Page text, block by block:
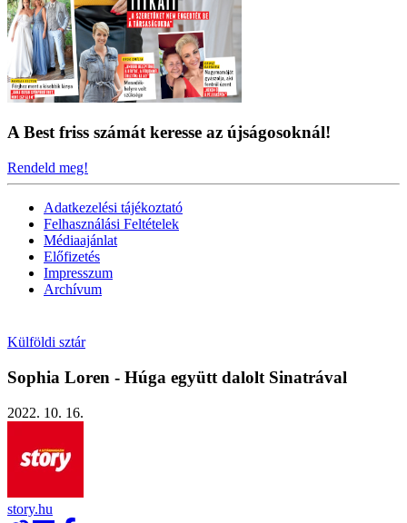
A Best friss számát keresse az újságosoknál!
Rendeld meg!
Adatkezelési tájékoztató
Felhasználási Feltételek
Médiaajánlat
Előfizetés
Impresszum
Archívum
Külföldi sztár
Sophia Loren - Húga együtt dalolt Sinatrával
2022. 10. 16.
story.hu